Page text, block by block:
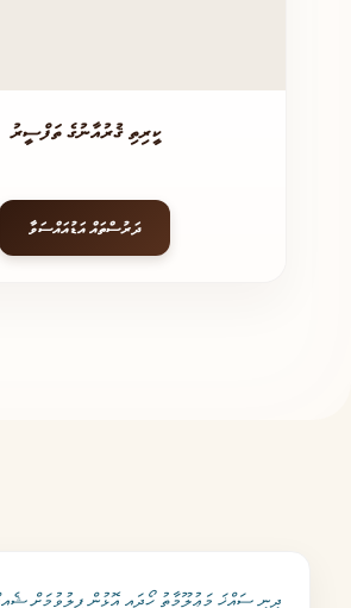
ކީރިތި ޤުރުއާނުގެ ތަފްސީރު
ދަރުސްތައް އަޑުއައްސަވާ
ދީނީ ސައްޚަ މަޢުލޫމާތު ހޯދައި އޮޅުން ފިލުވުމަށް